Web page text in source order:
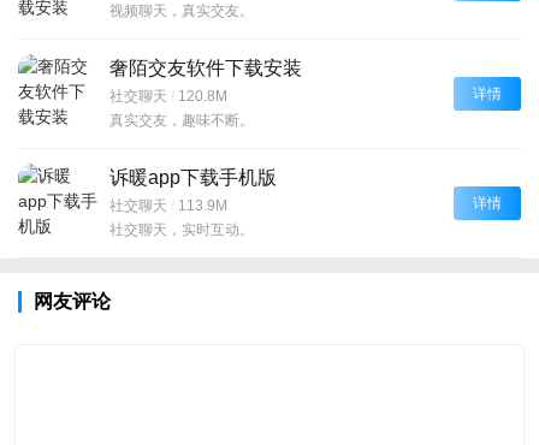
视频聊天，真实交友。
奢陌交友软件下载安装
社交聊天
120.8M
真实交友，趣味不断。
详情
诉暖app下载手机版
社交聊天
113.9M
社交聊天，实时互动。
详情
网友评论